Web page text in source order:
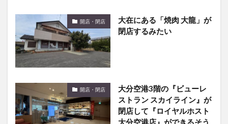
開店・閉店
大在にある「焼肉 大龍」が
閉店するみたい
開店・閉店
大分空港3階の『ビューレ
ストラン スカイライン』が
閉店して『ロイヤルホスト
大分空港店』ができるそう